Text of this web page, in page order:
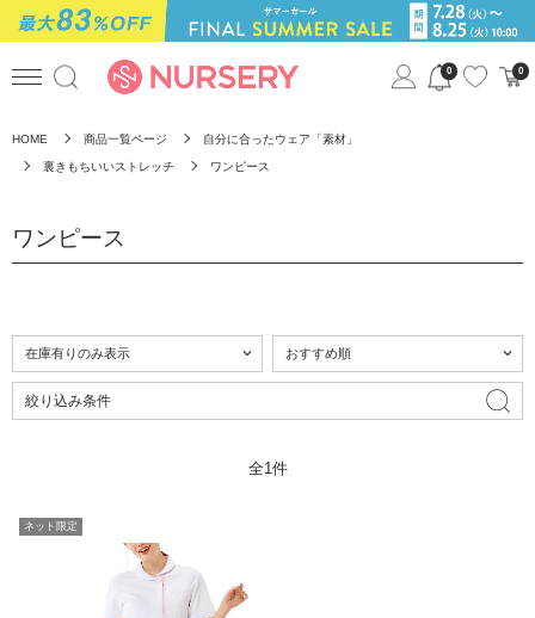
0 0
HOME 商品一覧ページ 自分に合ったウェア「素材」
裏きもちいいストレッチ ワンピース
ワンピース
絞り込み条件
全1件
ネット限定